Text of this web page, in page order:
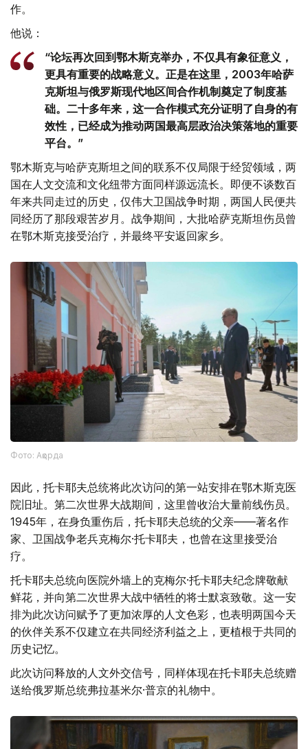
作。
他说：
“论坛再次回到鄂木斯克举办，不仅具有象征意义，
更具有重要的战略意义。正是在这里，2003年哈萨
克斯坦与俄罗斯现代地区间合作机制奠定了制度基
础。二十多年来，这一合作模式充分证明了自身的有
效性，已经成为推动两国最高层政治决策落地的重要
平台。”
鄂木斯克与哈萨克斯坦之间的联系不仅局限于经贸领域，两
国在人文交流和文化纽带方面同样源远流长。即便不谈数百
年来共同走过的历史，仅伟大卫国战争时期，两国人民便共
同经历了那段艰苦岁月。战争期间，大批哈萨克斯坦伤员曾
在鄂木斯克接受治疗，并最终平安返回家乡。
Фото: Ақорда
因此，托卡耶夫总统将此次访问的第一站安排在鄂木斯克医
院旧址。第二次世界大战期间，这里曾收治大量前线伤员。
1945年，在身负重伤后，托卡耶夫总统的父亲——著名作
家、卫国战争老兵克梅尔·托卡耶夫，也曾在这里接受治
疗。
托卡耶夫总统向医院外墙上的克梅尔·托卡耶夫纪念牌敬献
鲜花，并向第二次世界大战中牺牲的将士默哀致敬。这一安
排为此次访问赋予了更加浓厚的人文色彩，也表明两国今天
的伙伴关系不仅建立在共同经济利益之上，更植根于共同的
历史记忆。
此次访问释放的人文外交信号，同样体现在托卡耶夫总统赠
送给俄罗斯总统弗拉基米尔·普京的礼物中。